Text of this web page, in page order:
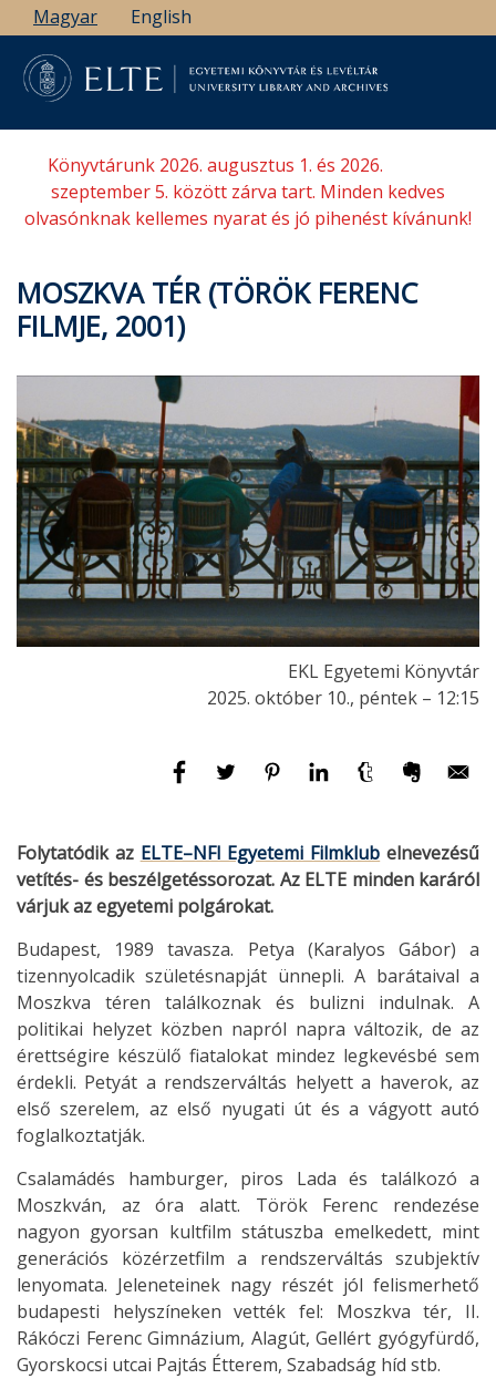
Ugrás
a
tartalomra
Magyar English
Könyvtárunk 2026. augusztus 1. és 2026.
szeptember 5. között zárva tart. Minden kedves
olvasónknak kellemes nyarat és jó pihenést kívánunk!
MOSZKVA TÉR (TÖRÖK FERENC
FILMJE, 2001)
EKL Egyetemi Könyvtár
2025. október 10., péntek – 12:15
Folytatódik az ELTE–NFI Egyetemi Filmklub elnevezésű
vetítés- és beszélgetéssorozat. Az ELTE minden karáról
várjuk az egyetemi polgárokat.
Budapest, 1989 tavasza. Petya (Karalyos Gábor) a
tizennyolcadik születésnapját ünnepli. A barátaival a
Moszkva téren találkoznak és bulizni indulnak. A
politikai helyzet közben napról napra változik, de az
érettségire készülő fiatalokat mindez legkevésbé sem
érdekli. Petyát a rendszerváltás helyett a haverok, az
első szerelem, az első nyugati út és a vágyott autó
foglalkoztatják.
Csalamádés hamburger, piros Lada és találkozó a
Moszkván, az óra alatt. Török Ferenc rendezése
nagyon gyorsan kultfilm státuszba emelkedett, mint
generációs közérzetfilm a rendszerváltás szubjektív
lenyomata. Jeleneteinek nagy részét jól felismerhető
budapesti helyszíneken vették fel: Moszkva tér, II.
Rákóczi Ferenc Gimnázium, Alagút, Gellért gyógyfürdő,
Gyorskocsi utcai Pajtás Étterem, Szabadság híd stb.